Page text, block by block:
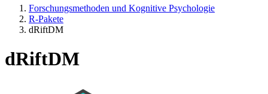
Forschungsmethoden und Kognitive Psychologie
R-Pakete
dRiftDM
dRiftDM